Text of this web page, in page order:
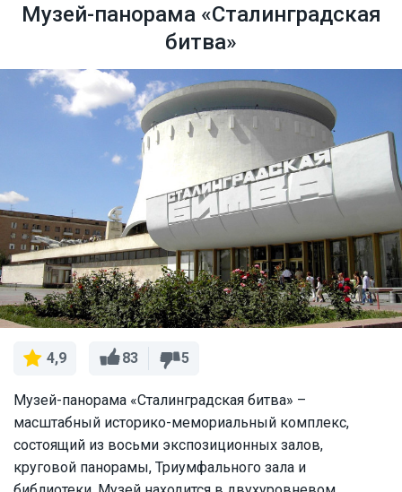
Музей-панорама «Сталинградская
битва»
4,9 83 5
Музей-панорама «Сталинградская битва» –
масштабный историко-мемориальный комплекс,
состоящий из восьми экспозиционных залов,
круговой панорамы, Триумфального зала и